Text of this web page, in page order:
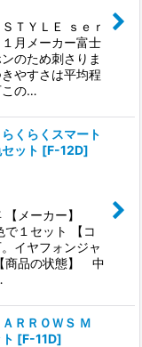
ＴＹＬＥ ｓｅｒ
月メーカー富士
のため刺さりま
やすさは平均程
この…
くらくスマート
ット [F-12D]
【メーカー】
１セット 【コ
イヤフォンジャ
商品の状態】 中
ＲＲＯＷＳ Ｍ
[F-11D]